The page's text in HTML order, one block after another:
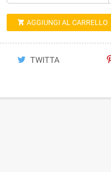
 AGGIUNGI AL CARRELLO
TWITTA